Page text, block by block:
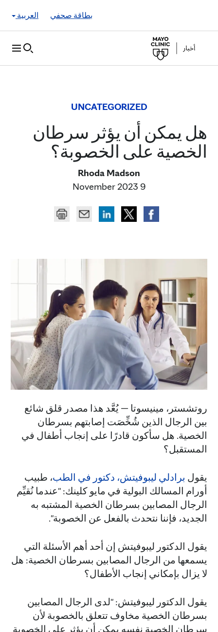
العربية
بطاقة صحفي
UNCATEGORIZED
هل يمكن أن يؤثر سرطان
الخصية على الخصوبة؟
Rhoda Madson
9 November 2023
روتشستر، مينيسوتا — يُعَّد هذا مصدر قلق شائع
بين الرجال الذين شُخِّصَت إصابتهم بسرطان
الخصية. هل سأكون قادرًا على إنجاب أطفال في
المستقبل؟
يقول برادلي ليبوفيتش، دكتور في الطب، طبيب
أورام المسالك البولية في مايو كلينك: "عندما نُقيِّم
الرجال المصابين بسرطان الخصية المشتبه به
الجديد، فإننا نتحدث بالفعل عن الخصوبة".
يقول الدكتور ليبوفيتش إن أحد أهم الأسئلة التي
يسمعها من الرجال المصابين بسرطان الخصية: هل
لا يزال بإمكاني إنجاب الأطفال؟
يقول الدكتور ليبوفيتش: "لدى الرجال المصابين
بسرطان الخصية مخاوف تتعلق بالخصوبة لأن
سرطان الخصية نفسه يمكن أن يؤثر على الخصوبة